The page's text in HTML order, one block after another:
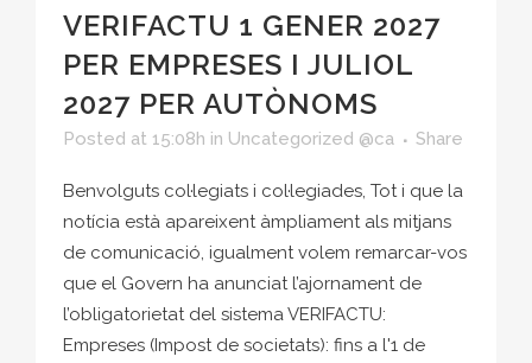
VERIFACTU 1 GENER 2027
PER EMPRESES I JULIOL
2027 PER AUTÒNOMS
Posted at 15:08h in Uncategorized @ca Share
Benvolguts col·legiats i col·legiades, Tot i que la
notícia està apareixent àmpliament als mitjans
de comunicació, igualment volem remarcar-vos
que el Govern ha anunciat l’ajornament de
l’obligatorietat del sistema VERIFACTU:
Empreses (Impost de societats): fins a l'1 de